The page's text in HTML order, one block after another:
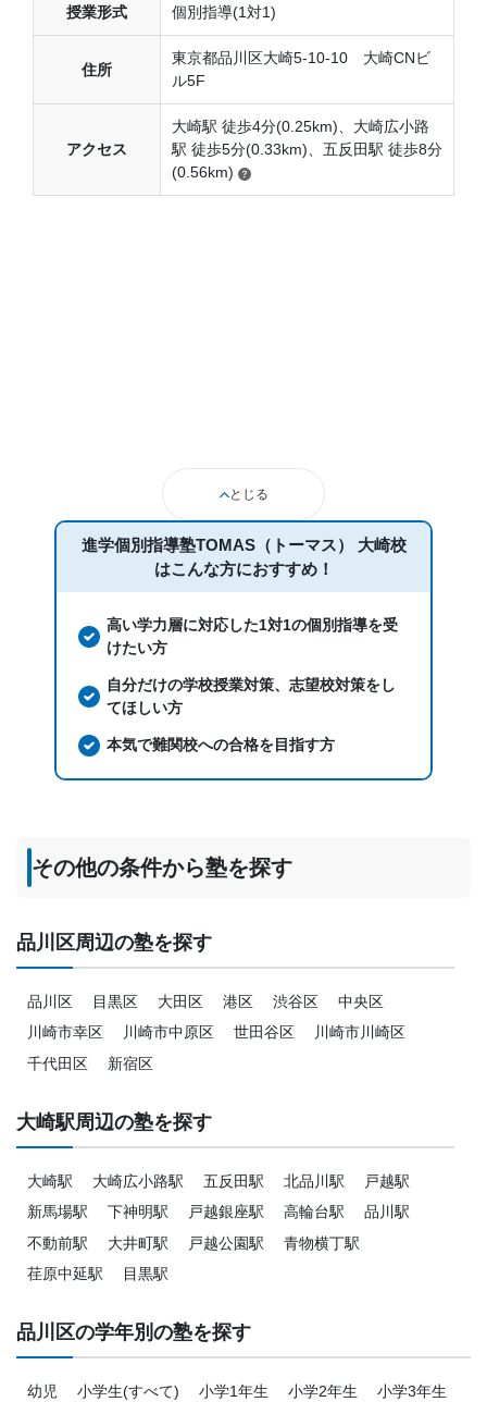
授業形式 個別指導(1対1)
住所
東京都品川区大崎5-10-10 大崎CNビ
ル5F
アクセス
大崎駅 徒歩4分(0.25km)、大崎広小路
駅 徒歩5分(0.33km)、五反田駅 徒歩8分
(0.56km)
とじる
進学個別指導塾TOMAS（トーマス） 大崎校
はこんな方におすすめ！
高い学力層に対応した1対1の個別指導を受
けたい方
自分だけの学校授業対策、志望校対策をし
てほしい方
本気で難関校への合格を目指す方
その他の条件から塾を探す
品川区周辺の塾を探す
品川区 目黒区 大田区 港区 渋谷区
中央区
川崎市幸区
川崎市中原区 世田谷区
川崎市川崎区
千代田区
新宿区
大崎駅周辺の塾を探す
大崎駅 大崎広小路駅 五反田駅 北品川駅
戸越駅
新馬場駅
下神明駅 戸越銀座駅 高輪台駅
品川駅
不動前駅
大井町駅 戸越公園駅
青物横丁駅
荏原中延駅
目黒駅
品川区の学年別の塾を探す
幼児 小学生(すべて) 小学1年生 小学2年生
小学3年生